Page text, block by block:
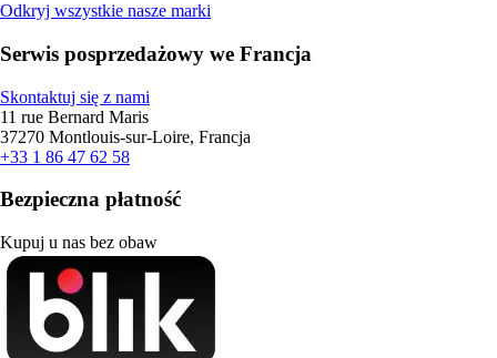
Odkryj wszystkie nasze marki
Serwis posprzedażowy we Francja
Skontaktuj się z nami
11 rue Bernard Maris
37270 Montlouis-sur-Loire, Francja
+33 1 86 47 62 58
Bezpieczna płatność
Kupuj u nas bez obaw